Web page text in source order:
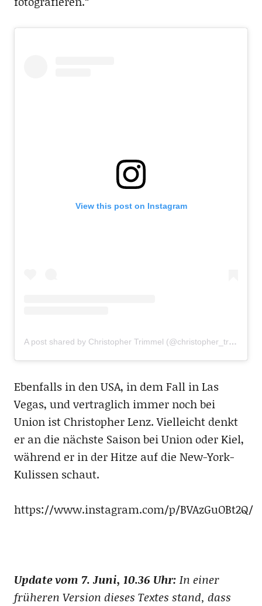
View this post on Instagram
A post shared by Christopher Trimmel (@christopher_trimmel28)
Ebenfalls in den USA, in dem Fall in Las
Vegas, und vertraglich immer noch bei
Union ist Christopher Lenz. Vielleicht denkt
er an die nächste Saison bei Union oder Kiel,
während er in der Hitze auf die New-York-
Kulissen schaut.
https://www.instagram.com/p/BVAzGuOBt2Q/
Update vom 7. Juni, 10.36 Uhr: In einer
früheren Version dieses Textes stand, dass